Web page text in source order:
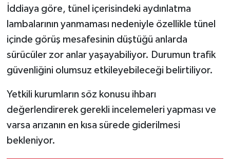
İddiaya göre, tünel içerisindeki aydınlatma
lambalarının yanmaması nedeniyle özellikle tünel
içinde görüş mesafesinin düştüğü anlarda
sürücüler zor anlar yaşayabiliyor. Durumun trafik
güvenliğini olumsuz etkileyebileceği belirtiliyor.
Yetkili kurumların söz konusu ihbarı
değerlendirerek gerekli incelemeleri yapması ve
varsa arızanın en kısa sürede giderilmesi
bekleniyor.